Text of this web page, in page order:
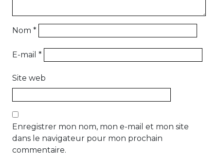
Nom *
E-mail *
Site web
Enregistrer mon nom, mon e-mail et mon site
dans le navigateur pour mon prochain
commentaire.